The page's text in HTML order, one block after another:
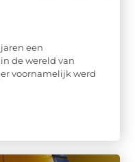
een
de wereld van
voornamelijk werd